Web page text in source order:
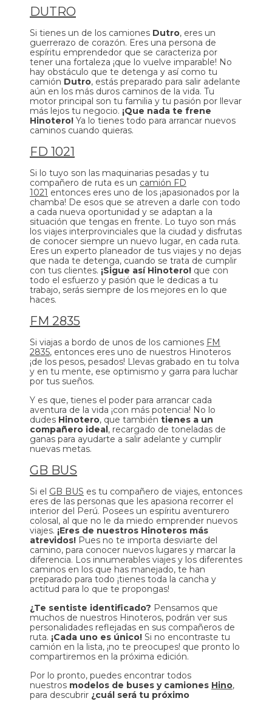
DUTRO
Si tienes un de los camiones Dutro, eres un
guerrerazo de corazón. Eres una persona de
espíritu emprendedor que se caracteriza por
tener una fortaleza ¡que lo vuelve imparable! No
hay obstáculo que te detenga y así como tu
camión Dutro, estás preparado para salir adelante
aún en los más duros caminos de la vida. Tu
motor principal son tu familia y tu pasión por llevar
más lejos tu negocio. ¡Que nada te frene
Hinotero! Ya lo tienes todo para arrancar nuevos
caminos cuando quieras.
FD 1021
Si lo tuyo son las maquinarias pesadas y tu
compañero de ruta es un camión FD
1021 entonces eres uno de los ¡apasionados por la
chamba! De esos que se atreven a darle con todo
a cada nueva oportunidad y se adaptan a la
situación que tengas en frente. Lo tuyo son más
los viajes interprovinciales que la ciudad y disfrutas
de conocer siempre un nuevo lugar, en cada ruta.
Eres un experto planeador de tus viajes y no dejas
que nada te detenga, cuando se trata de cumplir
con tus clientes. ¡Sigue así Hinotero! que con
todo el esfuerzo y pasión que le dedicas a tu
trabajo, serás siempre de los mejores en lo que
haces.
FM 2835
Si viajas a bordo de unos de los camiones FM
2835, entonces eres uno de nuestros Hinoteros
¡de los pesos, pesados! Llevas grabado en tu tolva
y en tu mente, ese optimismo y garra para luchar
por tus sueños.
Y es que, tienes el poder para arrancar cada
aventura de la vida ¡con más potencia! No lo
dudes Hinotero, que también tienes a un
compañero ideal, recargado de toneladas de
ganas para ayudarte a salir adelante y cumplir
nuevas metas.
GB BUS
Si el GB BUS es tu compañero de viajes, entonces
eres de las personas que les apasiona recorrer el
interior del Perú. Posees un espíritu aventurero
colosal, al que no le da miedo emprender nuevos
viajes. ¡Eres de nuestros Hinoteros más
atrevidos! Pues no te importa desviarte del
camino, para conocer nuevos lugares y marcar la
diferencia. Los innumerables viajes y los diferentes
caminos en los que has manejado, te han
preparado para todo ¡tienes toda la cancha y
actitud para lo que te propongas!
¿Te sentiste identificado? Pensamos que
muchos de nuestros Hinoteros, podrán ver sus
personalidades reflejadas en sus compañeros de
ruta. ¡Cada uno es único! Si no encontraste tu
camión en la lista, ¡no te preocupes! que pronto lo
compartiremos en la próxima edición.
Por lo pronto, puedes encontrar todos
nuestros modelos de buses y camiones Hino,
para descubrir ¿cuál será tu próximo